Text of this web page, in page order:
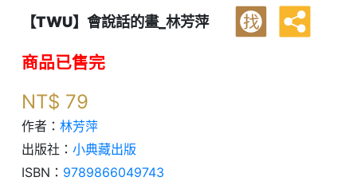
【TWU】會說話的畫_林芳萍 找
商品已售完
NT$ 79
作者： 林芳萍
出版社： 小典藏出版
ISBN： 9789866049743